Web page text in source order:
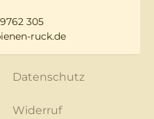
305
ruck.de
Datenschutz
Widerruf